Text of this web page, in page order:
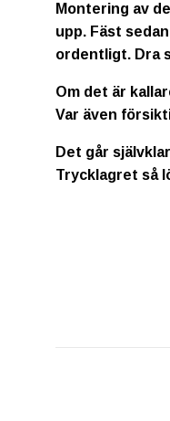
Montering av
upp. Fäst
ordentligt. Dra
Om det är
Var även
Det går
Trycklagret så